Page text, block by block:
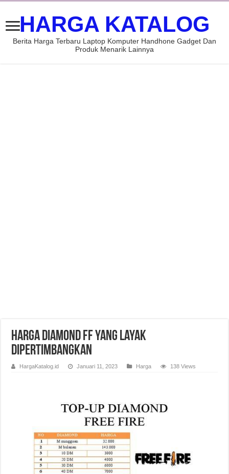
HARGA KATALOG
Berita Harga Terbaru Laptop Komputer Handhone Gadget Dan
Produk Menarik Lainnya
Harga Diamond FF yang Layak
Dipertimbangkan
HargaKatalog.id Januari 11, 2023 Harga 138 Views